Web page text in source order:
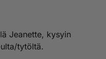
löytänyt mistään netistä
hakenut sitä
latausta ja
Jeanette, kysyin
tytöltä.